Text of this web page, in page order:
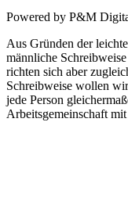
Powered by P&M
Aus Gründen der
männliche
richten sich aber
Schreibweise wollen
jede Person
Arbeitsgemeinschaft